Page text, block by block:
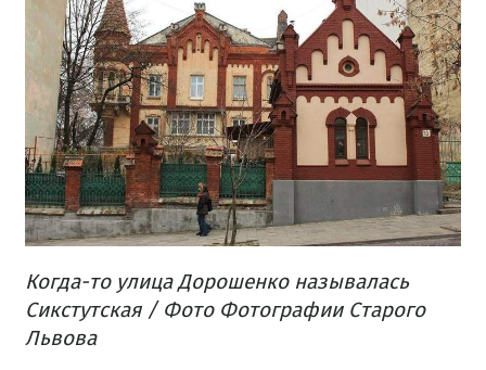
Когда-то улица Дорошенко называлась
Сикстутская / Фото Фотографии Старого
Львова